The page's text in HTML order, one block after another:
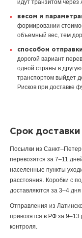
идут транзитом
весом и
формировании
объемный вес, тем
способом
дорогой вариант
одной страны в
транспортом выйдет
Рисков при доставке
Срок
Посылки из
перевозятся за 7–11
населенные пункты
расстояния. Коробки с
доставляются за 3–4
Отправления из
привозятся в РФ за 9–13
контроля.